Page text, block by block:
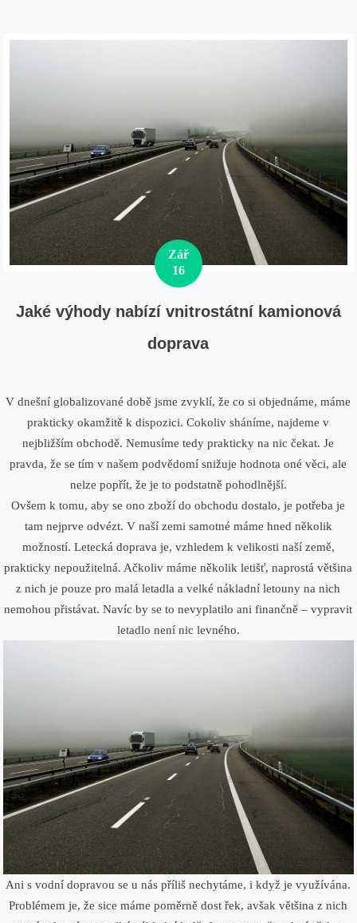
Zář
16
Jaké výhody nabízí vnitrostátní kamionová
doprava
V dnešní globalizované době jsme zvyklí, že co si objednáme, máme
prakticky okamžitě k dispozici. Cokoliv sháníme, najdeme v
nejbližším obchodě. Nemusíme tedy prakticky na nic čekat. Je
pravda, že se tím v našem podvědomí snižuje hodnota oné věci, ale
nelze popřít, že je to podstatně pohodlnější.
Ovšem k tomu, aby se ono zboží do obchodu dostalo, je potřeba je
tam nejprve odvézt. V naší zemi samotné máme hned několik
možností. Letecká doprava je, vzhledem k velikosti naší země,
prakticky nepoužitelná. Ačkoliv máme několik letišť, naprostá většina
z nich je pouze pro malá letadla a velké nákladní letouny na nich
nemohou přistávat. Navíc by se to nevyplatilo ani finančně – vypravit
letadlo není nic levného.
Ani s vodní dopravou se u nás příliš nechytáme, i když je využívána.
Problémem je, že sice máme poměrně dost řek, avšak většina z nich